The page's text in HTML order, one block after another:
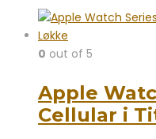
0 out of 5
Apple
Cellular i